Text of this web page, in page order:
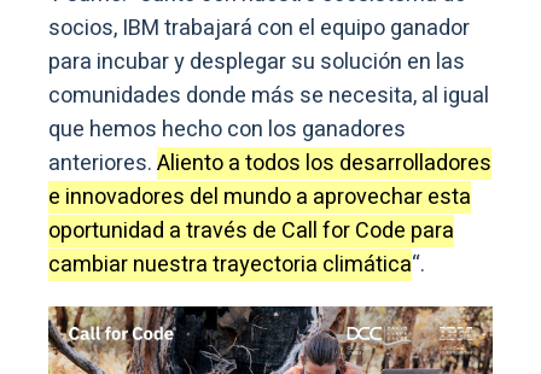
socios, IBM trabajará con el equipo ganador
para incubar y desplegar su solución en las
comunidades donde más se necesita, al igual
que hemos hecho con los ganadores
anteriores.Aliento a todos los desarrolladores
e innovadores del mundo a aprovechar esta
oportunidad a través de Call for Code para
cambiar nuestra trayectoria climática“.